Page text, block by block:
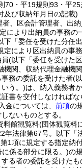
70・平19規則93・平
及び収納年月日の記載)
、区会計管理者、出納
により出納員の事務の
下「委任を受けた分任
定により区出納員の事
(以下「委任を受けた
機関、収納代理金融機
務の委託を受けた者(
いう。)は、納入義務者
書を交付しなければな
金については、 前項の
ないものとする。
料館観覧料(団体観覧料
年法律第67号。以下「
1項に規定する指定納
に係る部分に限る。)の
る者の委託を受けた